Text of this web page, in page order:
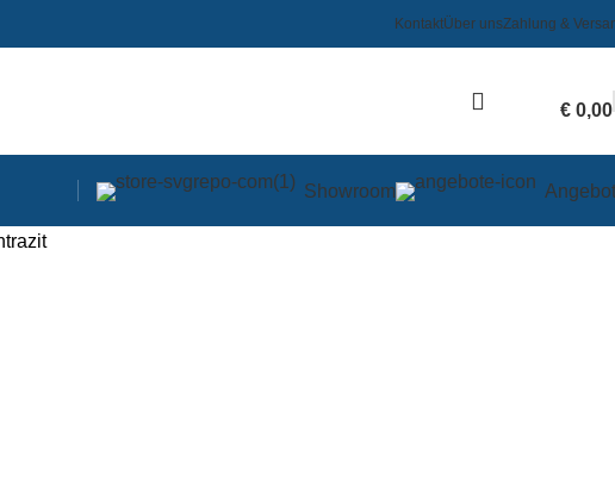
KontaktÜber unsZahlung &
€ 0,00
Showroom